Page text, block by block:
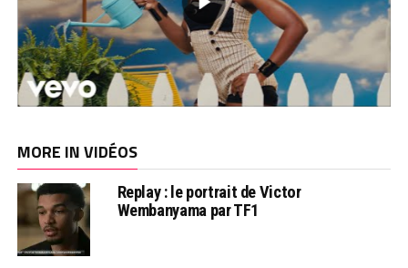
MORE IN VIDÉOS
Replay : le portrait de Victor
Wembanyama par TF1